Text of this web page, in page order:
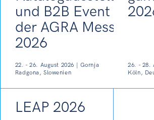
und B2B Event auf
der AGRA Messe
2026
22. - 26. August 2026 | Gornja
Radgona, Slowenien
26. - 28.
Köln,
LEAP 2026